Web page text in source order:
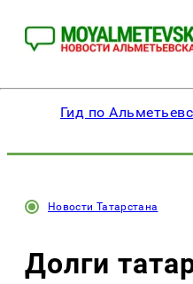
Гид по
Новости Татарстана
Долги